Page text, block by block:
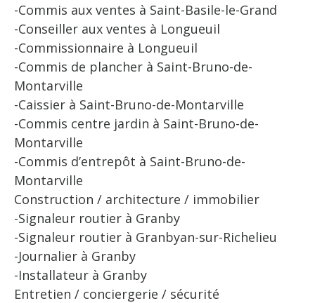
-Commis aux ventes à Saint-Basile-le-Grand
-Conseiller aux ventes à Longueuil
-Commissionnaire à Longueuil
-Commis de plancher à Saint-Bruno-de-
Montarville
-Caissier à Saint-Bruno-de-Montarville
-Commis centre jardin à Saint-Bruno-de-
Montarville
-Commis d’entrepôt à Saint-Bruno-de-
Montarville
Construction / architecture / immobilier
-Signaleur routier à Granby
-Signaleur routier à Granbyan-sur-Richelieu
-Journalier à Granby
-Installateur à Granby
Entretien / conciergerie / sécurité